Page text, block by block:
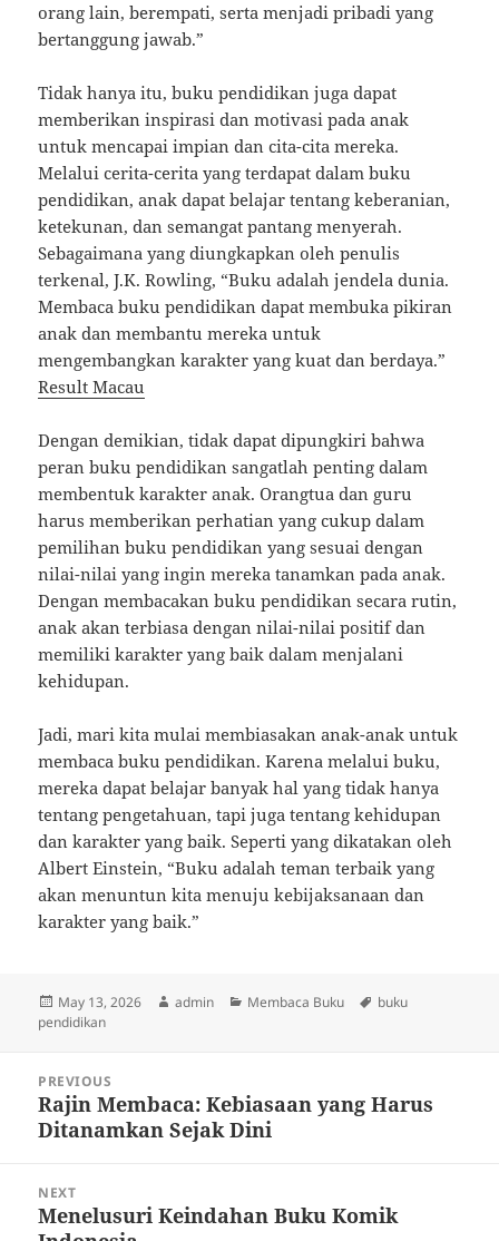
orang lain, berempati, serta menjadi pribadi yang
bertanggung jawab.”
Tidak hanya itu, buku pendidikan juga dapat
memberikan inspirasi dan motivasi pada anak
untuk mencapai impian dan cita-cita mereka.
Melalui cerita-cerita yang terdapat dalam buku
pendidikan, anak dapat belajar tentang keberanian,
ketekunan, dan semangat pantang menyerah.
Sebagaimana yang diungkapkan oleh penulis
terkenal, J.K. Rowling, “Buku adalah jendela dunia.
Membaca buku pendidikan dapat membuka pikiran
anak dan membantu mereka untuk
mengembangkan karakter yang kuat dan berdaya.”
Result Macau
Dengan demikian, tidak dapat dipungkiri bahwa
peran buku pendidikan sangatlah penting dalam
membentuk karakter anak. Orangtua dan guru
harus memberikan perhatian yang cukup dalam
pemilihan buku pendidikan yang sesuai dengan
nilai-nilai yang ingin mereka tanamkan pada anak.
Dengan membacakan buku pendidikan secara rutin,
anak akan terbiasa dengan nilai-nilai positif dan
memiliki karakter yang baik dalam menjalani
kehidupan.
Jadi, mari kita mulai membiasakan anak-anak untuk
membaca buku pendidikan. Karena melalui buku,
mereka dapat belajar banyak hal yang tidak hanya
tentang pengetahuan, tapi juga tentang kehidupan
dan karakter yang baik. Seperti yang dikatakan oleh
Albert Einstein, “Buku adalah teman terbaik yang
akan menuntun kita menuju kebijaksanaan dan
karakter yang baik.”
Posted
on
May 13, 2026 Author
admin Categories
Membaca Buku Tags
buku
pendidikan
navigation
PREVIOUS
Previous
post:
Rajin Membaca: Kebiasaan yang Harus
Ditanamkan Sejak Dini
NEXT
Next
Menelusuri Keindahan Buku Komik